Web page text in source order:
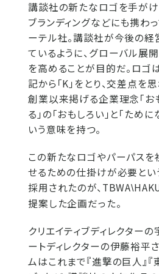
講談社の新たなロゴを手が
ブランディングなどにも携わ
ーテル社。講談社が今後の経
ているように、グローバル展
を高めることが目的だ。ロゴ
記から「K」をとり、交差点を
創業以来掲げる企業理念「お
る」の「おもしろい」と「ため
いう意味を持つ。
この新たなロゴやパーパスを
せるための仕掛けが必要と
採用されたのが、TBWA\
提案した企画だった。
クリエイティブディレクター
ートディレクターの伊藤裕平
ムはこれまで『進撃の巨人』